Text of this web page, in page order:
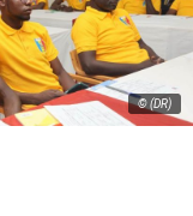
© (DR)